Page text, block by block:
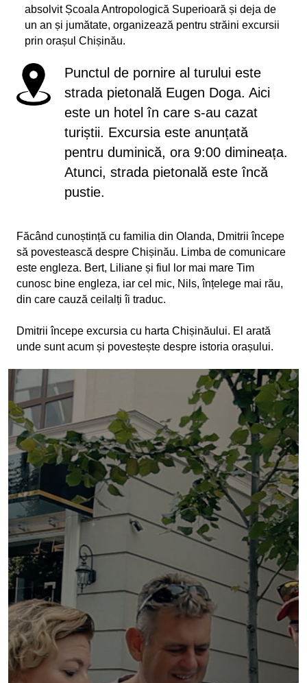
absolvit Școala Antropologică Superioară și deja de
un an și jumătate, organizează pentru străini excursii
prin orașul Chișinău.
Punctul de pornire al turului este
strada pietonală Eugen Doga. Aici
este un hotel în care s-au cazat
turiștii. Excursia este anunțată
pentru duminică, ora 9:00 dimineața.
Atunci, strada pietonală este încă
pustie.
Făcând cunoștință cu familia din Olanda, Dmitrii începe
să povestească despre Chișinău. Limba de comunicare
este engleza. Bert, Liliane și fiul lor mai mare Tim
cunosc bine engleza, iar cel mic, Nils, înțelege mai rău,
din care cauză ceilalți îi traduc.
Dmitrii începe excursia cu harta Chișinăului. El arată
unde sunt acum și povestește despre istoria orașului.